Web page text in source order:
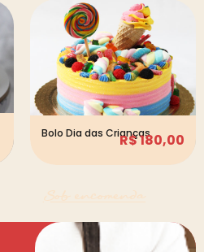
Bolo Dia das Crianças
R$180,00
Sob encomenda